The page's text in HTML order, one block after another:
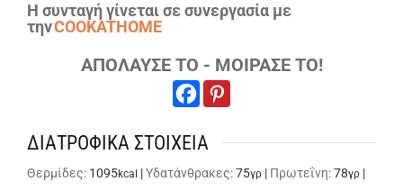
Η συνταγή γίνεται σε συνεργασία με
τηνCOOKATHOME
ΑΠΟΛΑΥΣΕ ΤΟ - ΜΟΙΡΑΣΕ ΤΟ!
ΔΙΑΤΡΟΦΙΚΑ ΣΤΟΙΧΕΙΑ
Θερμίδες: 1095kcal |Υδατάνθρακες:75γρ | Πρωτεΐνη:78γρ |